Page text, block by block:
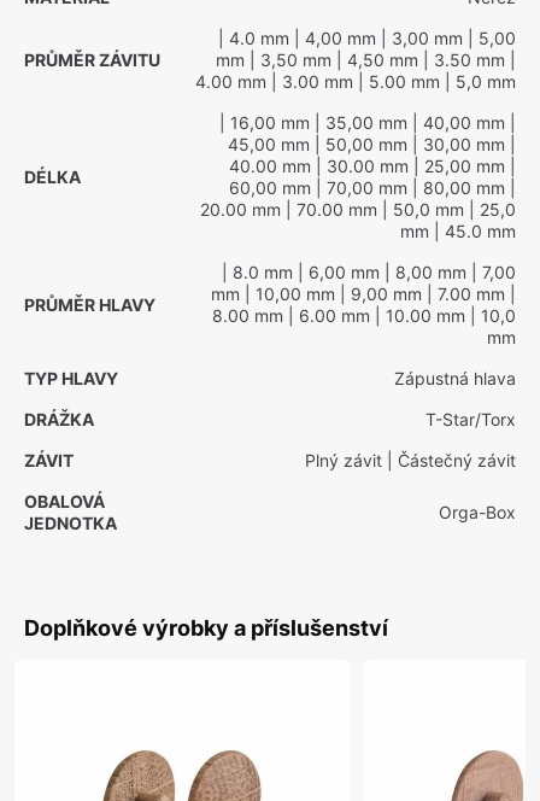
PRŮMĚR ZÁVITU
| 4.0 mm | 4,00 mm | 3,00 mm | 5,00
mm | 3,50 mm | 4,50 mm | 3.50 mm
4.00 mm | 3.00 mm | 5.00 mm | 5,0 mm
DÉLKA
| 16,00 mm | 35,00 mm | 40,00 mm
45,00 mm | 50,00 mm | 30,00 mm
40.00 mm | 30.00 mm | 25,00 mm
60,00 mm | 70,00 mm | 80,00 mm
20.00 mm | 70.00 mm | 50,0 mm | 25,0
mm | 45.0 mm
PRŮMĚR HLAVY
| 8.0 mm | 6,00 mm | 8,00 mm | 7,00
mm | 10,00 mm | 9,00 mm | 7.00 mm
8.00 mm | 6.00 mm | 10.00 mm | 10,0
mm
TYP HLAVY
Zápustná hlava
DRÁŽKA
T-Star/Torx
ZÁVIT
Plný závit | Částečný závit
OBALOVÁ
JEDNOTKA
Orga-Box
Doplňkové výrobky a příslušenství